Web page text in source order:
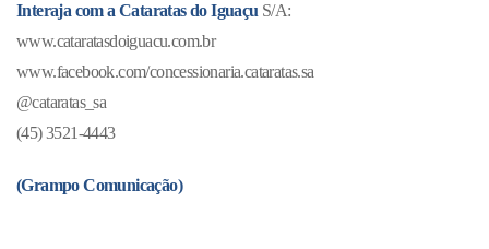
Interaja com a Cataratas do Iguaçu S/A:
www.cataratasdoiguacu.com.br
www.facebook.com/concessionaria.cataratas.sa
@cataratas_sa
(45) 3521-4443
(Grampo Comunicação)